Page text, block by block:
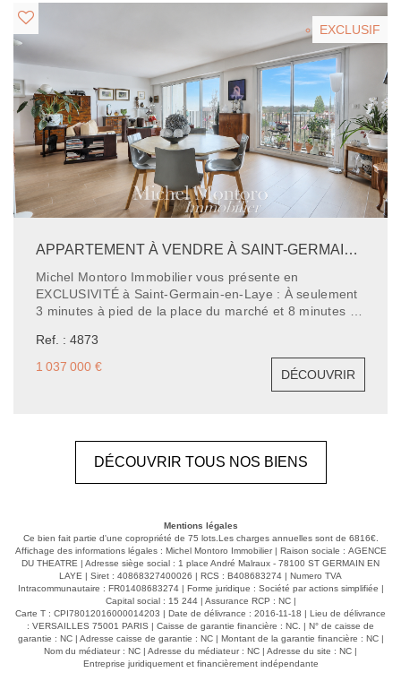
proximité immédiate. Une opportunité rare à ne pasEXCLUSIF
APPARTEMENT À VENDRE À SAINT-GERMAIN-EN-LAYE - 3 CHAMBRES - 115.62 M²
Michel Montoro Immobilier vous présente en
EXCLUSIVITÉ à Saint-Germain-en-Laye : À seulement
3 minutes à pied de la place du marché et 8 minutes du
avec ascenseur et balcon. Il se compose d'une vaste
entrée, d'un séjour et salle à manger lumineux ouvrant
sur un balcon, d'une cuisine indépendante, ainsi que
de trois chambres, dont deux avec accès au balcon.
serez séduit par sa vue dégagée et sa rénovation
récente, offrant un appartement prêt à vivre, sans
Ref. : 4873
1 037 000 €
DÉCOUVRIR
DÉCOUVRIR TOUS NOS BIENS
Mentions légales
Ce bien fait partie d'une copropriété de 75 lots.Les charges annuelles sont de 6816€.
Affichage des informations légales : Michel Montoro Immobilier | Raison sociale : AGENCE
DU THEATRE | Adresse siège social : 1 place André Malraux - 78100 ST GERMAIN EN
LAYE | Siret : 40868327400026 | RCS : B408683274 | Numero TVA
Intracommunautaire : FR01408683274 | Forme juridique : Société par actions simplifiée |
Capital social : 15 244 | Assurance RCP : NC |
Carte T : CPI78012016000014203 | Date de délivrance : 2016-11-18 | Lieu de délivrance
: VERSAILLES 75001 PARIS | Caisse de garantie financière : NC. | N° de caisse de
garantie : NC | Adresse caisse de garantie : NC | Montant de la garantie financière : NC |
Nom du médiateur : NC | Adresse du médiateur : NC | Adresse du site : NC |
Entreprise juridiquement et financièrement indépendante